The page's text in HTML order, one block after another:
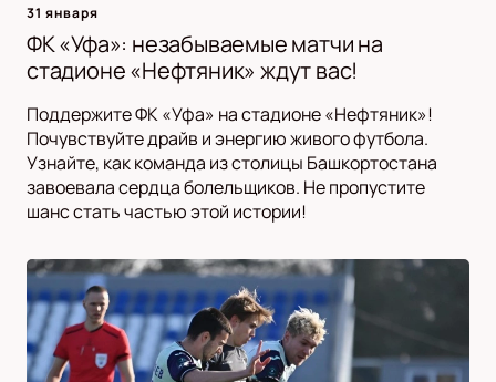
31 января
ФК «Уфа»: незабываемые матчи на
стадионе «Нефтяник» ждут вас!
Поддержите ФК «Уфа» на стадионе «Нефтяник»!
Почувствуйте драйв и энергию живого футбола.
Узнайте, как команда из столицы Башкортостана
завоевала сердца болельщиков. Не пропустите
шанс стать частью этой истории!